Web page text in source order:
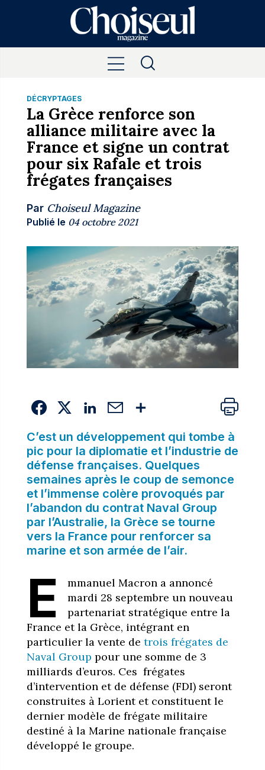
DÉCRYPTAGES
La Grèce renforce son
alliance militaire avec la
France et signe un contrat
pour six Rafale et trois
frégates françaises
Par Choiseul Magazine
Publié le 04 octobre 2021
C’est un développement qui tombe à
pic pour la diplomatie et l’industrie de
défense françaises. Quelques
semaines après le coup de semonce
et l’immense colère provoqués par
l’abandon du contrat Naval Group
par l’Australie, la Grèce se tourne
vers la France pour renforcer sa
marine et son armée de l’air.
E
mmanuel Macron a annoncé
mardi 28 septembre un nouveau
partenariat stratégique entre la
France et la Grèce, intégrant en
particulier la vente de trois frégates de
Naval Group pour une somme de 3
milliards d’euros. Ces frégates
d’intervention et de défense (FDI) seront
construites à Lorient et constituent le
dernier modèle de frégate militaire
destiné à la Marine nationale française
développé le groupe.